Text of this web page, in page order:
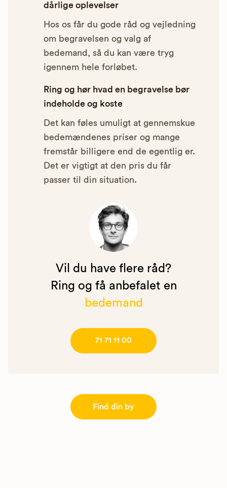
dårlige oplevelser
Hos os får du gode råd og vejledning
om begravelsen og valg af
bedemand, så du kan være tryg
igennem hele forløbet.
Ring og hør hvad en begravelse bør
indeholde og koste
Det kan føles umuligt at gennemskue
bedemændenes priser og mange
fremstår billigere end de egentlig er.
Det er vigtigt at den pris du får
passer til din situation.
Vil du have flere råd?
Ring og få anbefalet en
bedemand
71 71 11 00
Find din by